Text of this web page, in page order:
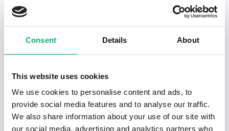
Consent Details About
This website uses cookies
We use cookies to personalise content and ads, to
provide social media features and to analyse our traffic.
We also share information about your use of our site with
our social media, advertising and analytics partners who
Senaste publiceringarna i Jobbnytt
Visa fler artiklar